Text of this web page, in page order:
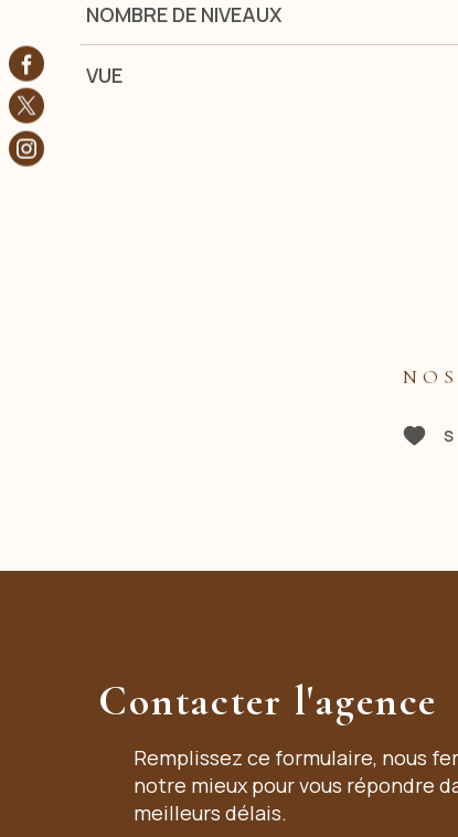
NOMBRE DE NIVEAUX
VUE
Contacter l'agence
Remplissez ce formulaire, nous
notre mieux pour vous répondre
meilleurs délais.